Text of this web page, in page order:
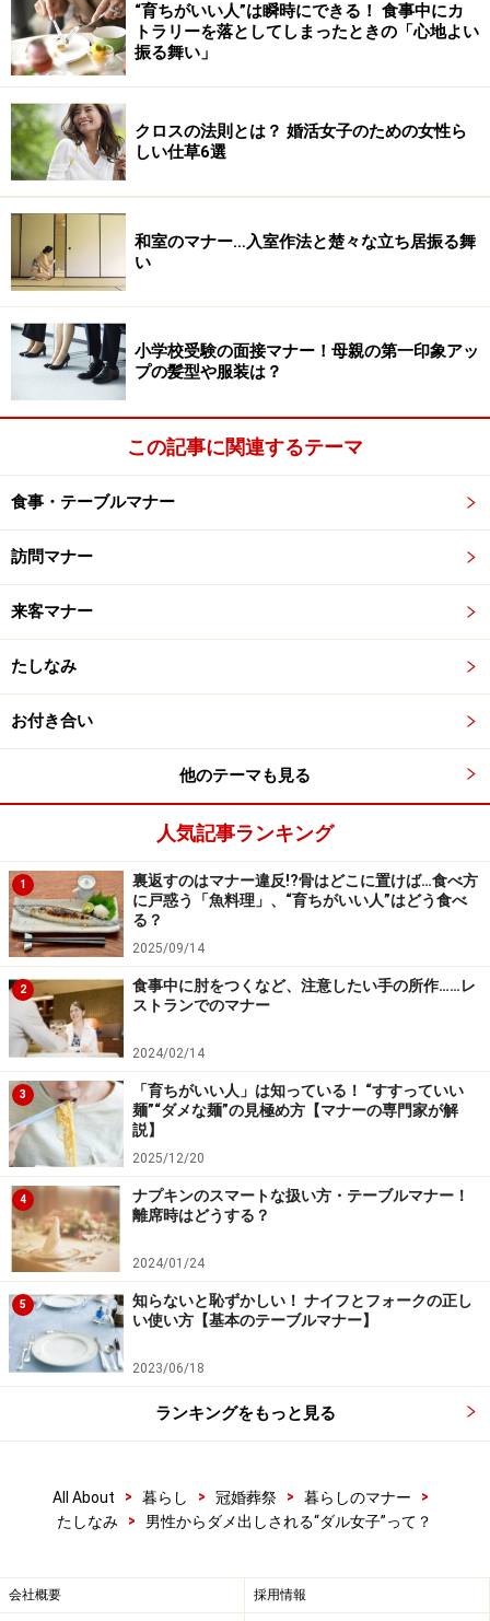
ダル女子振る舞い その４ /和食の作法
急なお誘いでも慌てないために、今日から和食マナーを！
ナイフやフォークの使い方は知っていても、お箸の上品
な上げ下げなどをはじめ、和食の作法を習得している人
は意外と少ないもの。特に寿司店での食べ方や立ち居振
にぎりのネタをはがしてお醤油をつけたり、噛み切って
召し上がっている姿を見たら、彼はきっと失望します
よ。
次ページでは、彼からの評価を確実に高める
「グレートレディ」へのアプローチをご紹介！ →こち
ら
※記事内容は執筆時点のものです。最新の内容をご確認くださ
“育ちがいい人”は瞬時にできる！ 食事中にカ
トラリーを落としてしまったときの「心地よい
振る舞い」
クロスの法則とは？ 婚活女子のための女性ら
しい仕草6選
和室のマナー…入室作法と楚々な立ち居振る舞
い
小学校受験の面接マナー！母親の第一印象アッ
プの髪型や服装は？
この記事に関連するテーマ
食事・テーブルマナー
訪問マナー
来客マナー
たしなみ
お付き合い
他のテーマも見る
人気記事ランキング
1
裏返すのはマナー違反!?骨はどこに置けば…食べ方
に戸惑う「魚料理」、“育ちがいい人”はどう食べ
る？
2025/09/14
2
食事中に肘をつくなど、注意したい手の所作……レ
ストランでのマナー
2024/02/14
3
「育ちがいい人」は知っている！ “すすっていい
麺”“ダメな麺”の見極め方【マナーの専門家が解
説】
2025/12/20
4
ナプキンのスマートな扱い方・テーブルマナー！
離席時はどうする？
2024/01/24
5
知らないと恥ずかしい！ ナイフとフォークの正し
い使い方【基本のテーブルマナー】
2023/06/18
ランキングをもっと見る
All About > 暮らし > 冠婚葬祭 > 暮らしのマナー
>
たしなみ
> 男性からダメ出しされる“ダル女子”って？
会社概要 採用情報